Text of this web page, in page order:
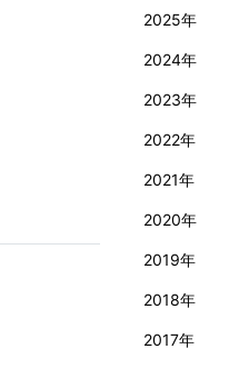
2025年
2024年
2023年
2022年
2021年
2020年
2019年
2018年
2017年